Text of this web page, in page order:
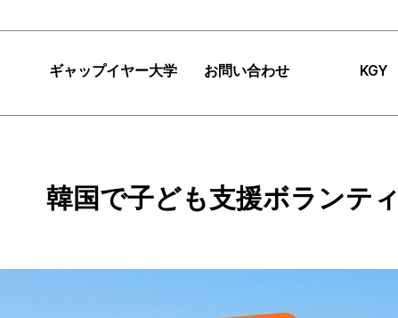
ギャップイヤー大学 お問い合わせ KGY
ギャップイヤーミッシ
ョン
お知らせ
イン
韓国で子ども支援ボランテ